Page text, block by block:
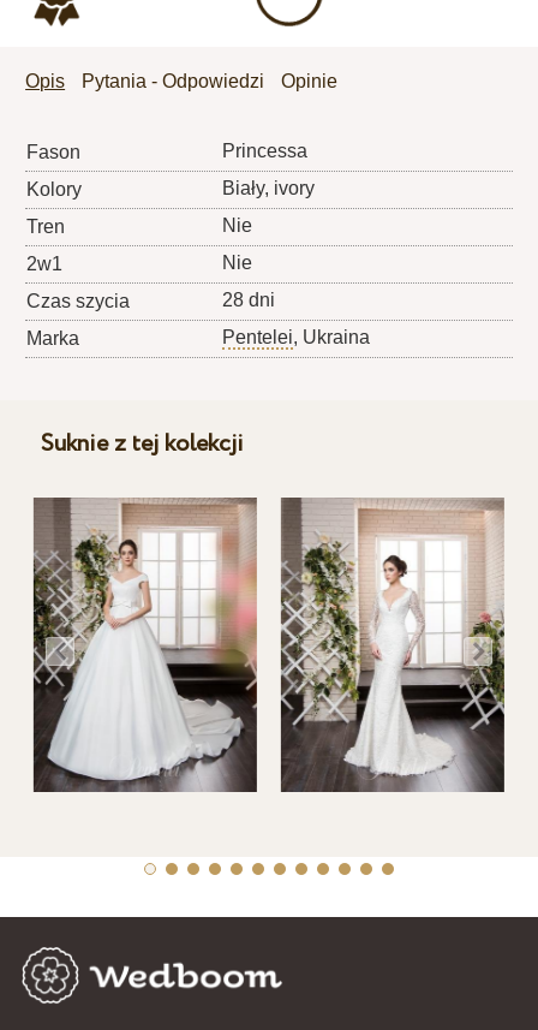
Opis Pytania - Odpowiedzi Opinie
Fason
Princessa
Kolory
Biały, ivory
Tren
Nie
2w1
Nie
Czas szycia
28 dni
Marka
Pentelei, Ukraina
Suknie z tej kolekcji